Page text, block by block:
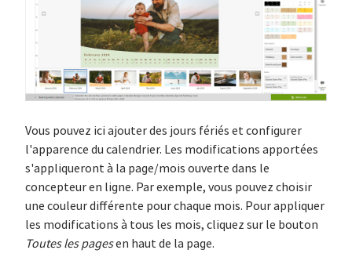
Vous pouvez ici ajouter des jours fériés et configurer
l'apparence du calendrier. Les modifications apportées
s'appliqueront à la page/mois ouverte dans le
concepteur en ligne. Par exemple, vous pouvez choisir
une couleur différente pour chaque mois. Pour appliquer
les modifications à tous les mois, cliquez sur le bouton
Toutes les pagesen haut de la page.